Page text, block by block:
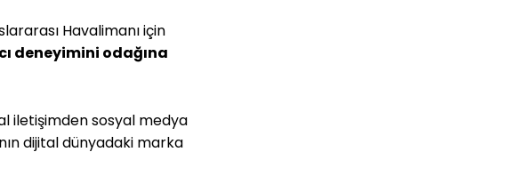
Havalimanı için
deneyimini odağına
iletişimden sosyal medya
dijital dünyadaki marka